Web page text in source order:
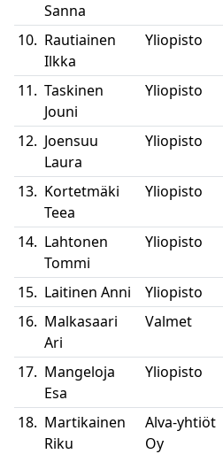
Sanna
10. Rautiainen
Ilkka
Yliopisto
11. Taskinen
Jouni
Yliopisto
12. Joensuu
Laura
Yliopisto
13. Kortetmäki
Teea
Yliopisto
14. Lahtonen
Tommi
Yliopisto
15. Laitinen Anni Yliopisto
16. Malkasaari
Ari
Valmet
17. Mangeloja
Esa
Yliopisto
18. Martikainen
Riku
Alva-yhtiöt
Oy